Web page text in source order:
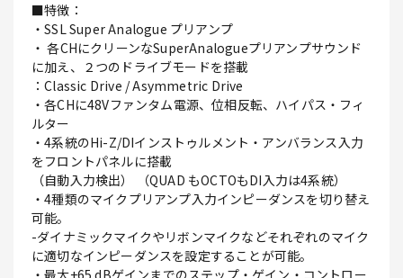
■特徴：
・SSL Super Analogue プリアンプ
・ 各CHにクリーンなSuperAnalogueプリアンプサウンド
に加え、２つのドライブモードを搭載
：Classic Drive / Asymmetric Drive
・各CHに48Vファンタム電源、位相反転、ハイパス・フィ
ルター
・4系統のHi-Z/DIインストゥルメント・アンバランス入力
をフロントパネルに搭載
（自動入力検出） （QUAD もOCTOもDI入力は4系統）
・4種類のマイクプリアンプ入力インピーダンスを切り替え
可能。
-ダイナミックマイクやリボンマイクなどそれぞれのマイク
に適切なインピーダンスを設定することが可能。